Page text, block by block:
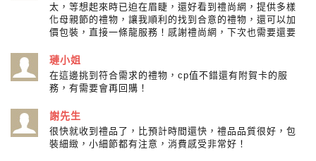
太，等想起來時已迫在眉睫，還好看到禮尚網，提供多樣
化母親節的禮物，讓我順利的找到合意的禮物，還可以加
價包裝，直接一條龍服務！感謝禮尚網，下次也需要還要
璉小姐
在這邊挑到符合需求的禮物，cp值不錯還有附賀卡的服
務，有需要會再回購！
謝先生
很快就收到禮品了，比預計時間還快，禮品品質很好，包
裝細緻，小細節都有注意，消費感受非常好！